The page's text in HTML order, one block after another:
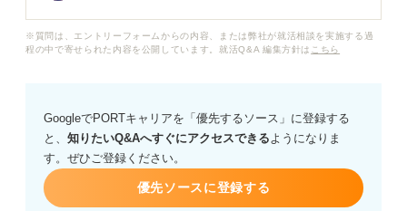
があるのか、特に激務で体調を崩した経験がある場合、
後悔しないための決断のヒントをアドバイスいただけま
すでしょうか？
※質問は、エントリーフォームからの内容、または弊社が就活相談を実施する過
程の中で寄せられた内容を公開しています。就活Q&A 編集方針は こちら
GoogleでPORTキャリアを「優先するソース」に登録する
と、 知りたいQ&Aへすぐにアクセスできるようになりま
す。ぜひご登録ください。
優先ソースに登録する